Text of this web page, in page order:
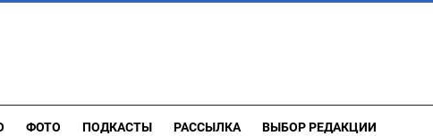
ФОТО ПОДКАСТЫ РАССЫЛКА ВЫБОР РЕДАКЦИИ